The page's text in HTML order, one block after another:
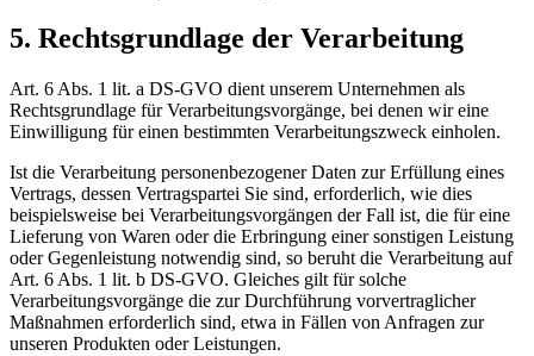
5. Rechtsgrundlage der Verarbeitung
Art. 6 Abs. 1 lit. a DS-GVO dient unserem Unternehmen als
Rechtsgrundlage für Verarbeitungsvorgänge, bei denen wir eine
Einwilligung für einen bestimmten Verarbeitungszweck einholen.
Ist die Verarbeitung personenbezogener Daten zur Erfüllung eines
Vertrags, dessen Vertragspartei Sie sind, erforderlich, wie dies
beispielsweise bei Verarbeitungsvorgängen der Fall ist, die für eine
Lieferung von Waren oder die Erbringung einer sonstigen Leistung
oder Gegenleistung notwendig sind, so beruht die Verarbeitung auf
Art. 6 Abs. 1 lit. b DS-GVO. Gleiches gilt für solche
Verarbeitungsvorgänge die zur Durchführung vorvertraglicher
Maßnahmen erforderlich sind, etwa in Fällen von Anfragen zur
unseren Produkten oder Leistungen.